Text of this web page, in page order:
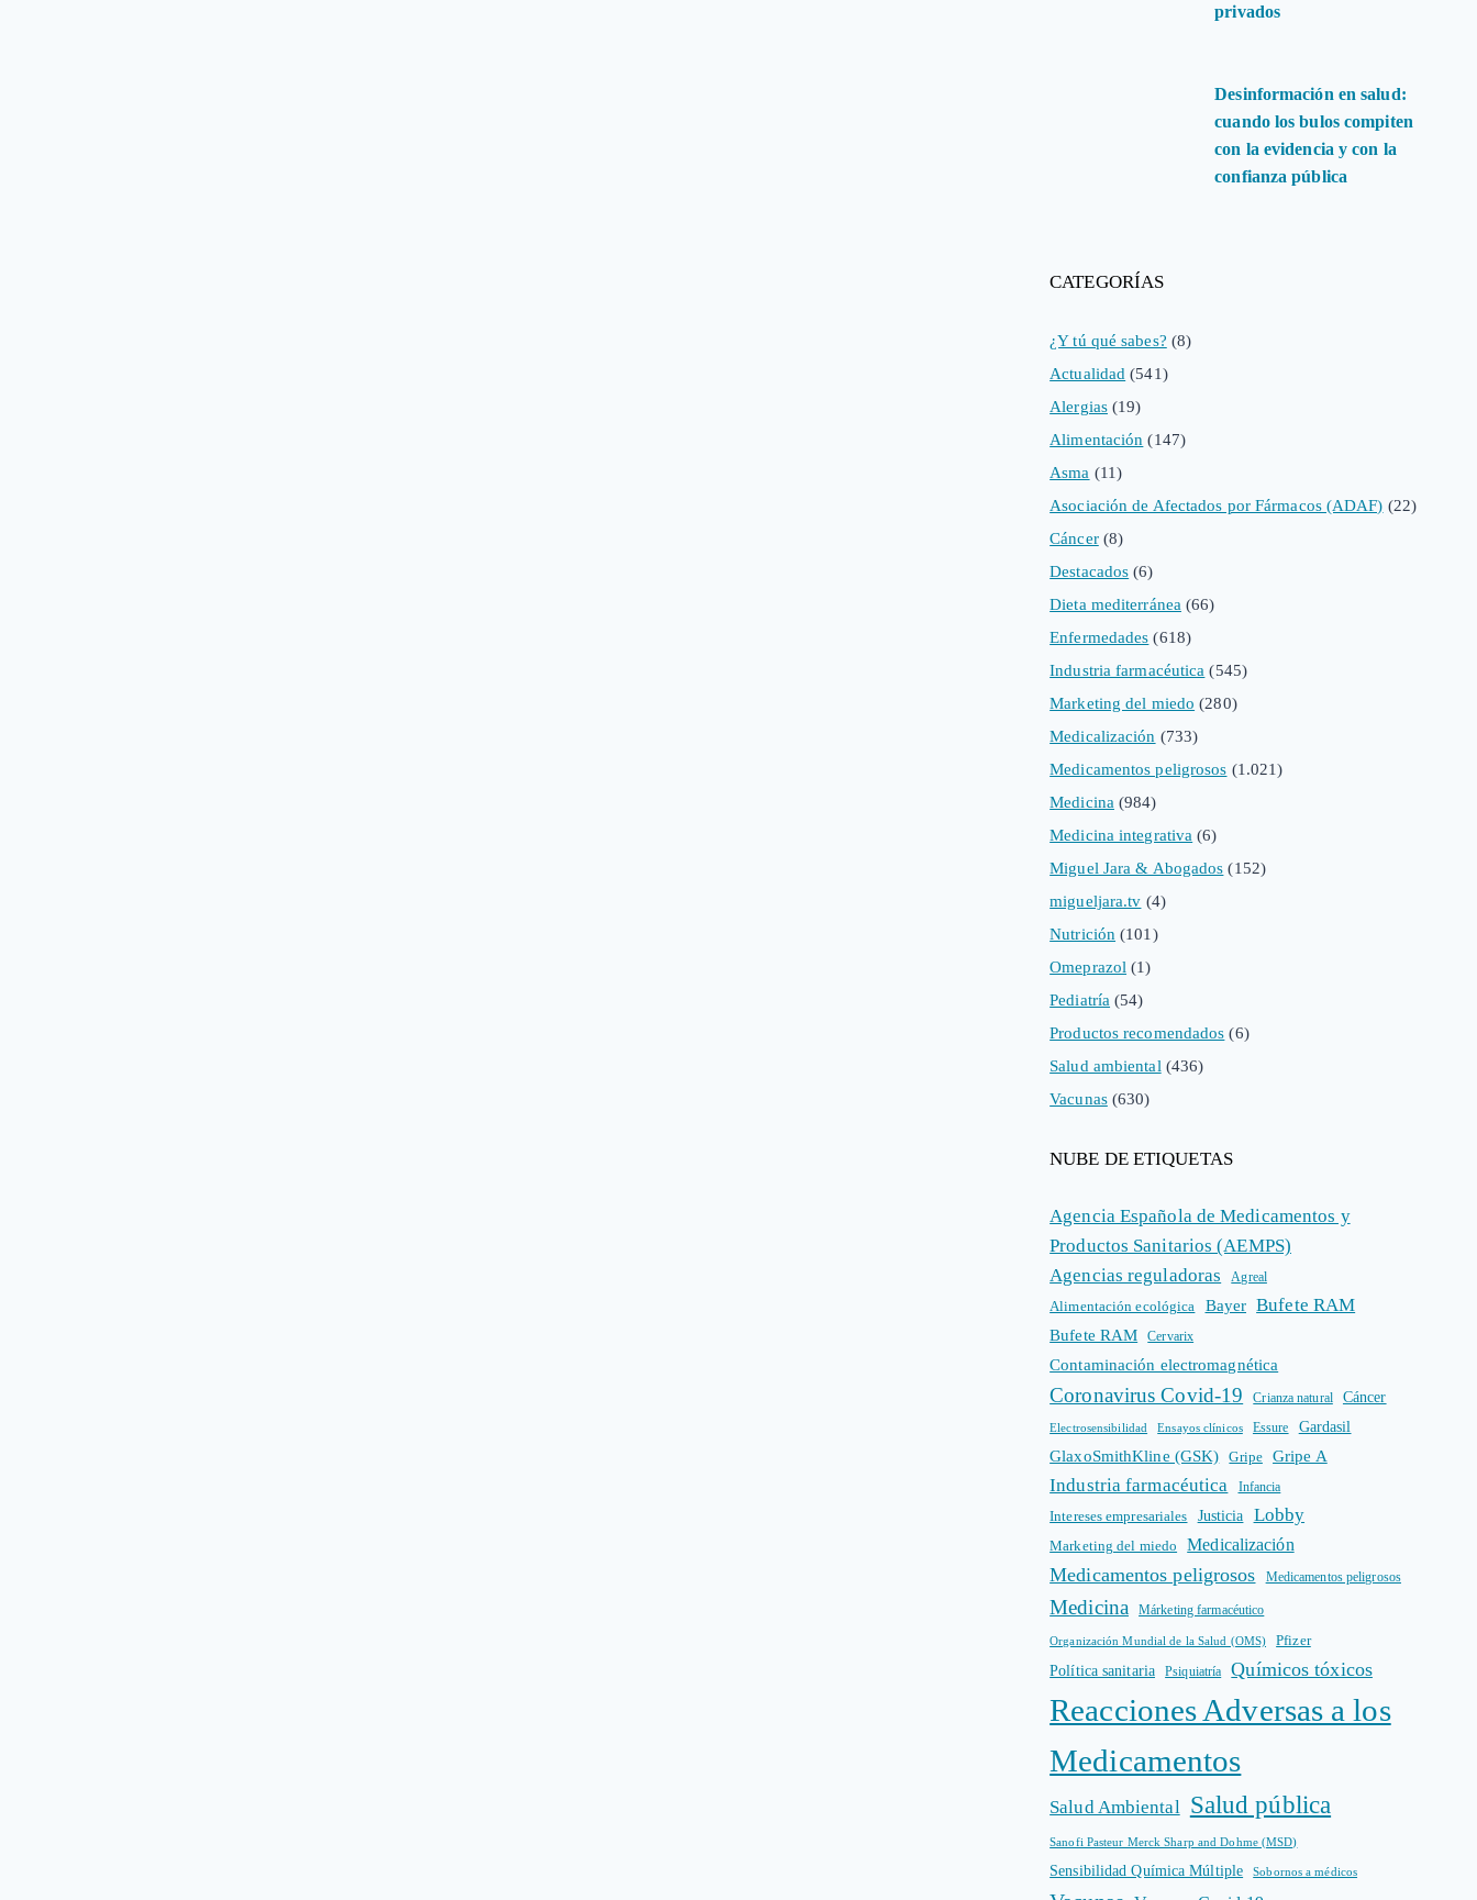
privados
Desinformación en salud:
cuando los bulos compiten
con la evidencia y con la
confianza pública
CATEGORÍAS
¿Y tú qué sabes? (8)
Actualidad (541)
Alergias(19)
Alimentación (147)
Asma (11)
Asociación de Afectados por Fármacos (ADAF) (22)
Cáncer(8)
Destacados (6)
Dieta mediterránea (66)
Enfermedades (618)
Industria farmacéutica (545)
Marketing del miedo (280)
Medicalización (733)
Medicamentos peligrosos (1.021)
Medicina (984)
Medicina integrativa (6)
Miguel Jara & Abogados (152)
migueljara.tv (4)
Nutrición (101)
Omeprazol (1)
Pediatría (54)
Productos recomendados (6)
Salud ambiental (436)
Vacunas(630)
NUBE DE ETIQUETAS
Agencia Española de Medicamentos y
Productos Sanitarios (AEMPS)
Agencias reguladoras
Agreal
Alimentación ecológica Bayer Bufete RAM
Bufete RAM Cervarix
Contaminación electromagnética
Coronavirus Covid-19 Crianza natural Cáncer
Electrosensibilidad Ensayos clínicos Essure Gardasil
GlaxoSmithKline (GSK) Gripe Gripe A
Industria farmacéutica Infancia
Intereses empresariales Justicia Lobby
Marketing del miedo Medicalización
Medicamentos peligrosos Medicamentos peligrosos
Medicina Márketing farmacéutico
Organización Mundial de la Salud (OMS) Pfizer
Política sanitaria Psiquiatría Químicos tóxicos
Reacciones Adversas a los
Medicamentos
Salud Ambiental Salud pública
Sanofi Pasteur Merck Sharp and Dohme (MSD)
Sensibilidad Química Múltiple Sobornos a médicos